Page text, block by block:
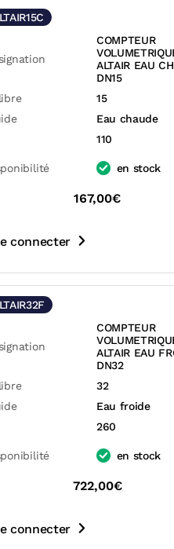
COMPTEUR
ALTAIR EAU
DN15
15
Eau chaude
110
en stock
167,00€
connecter
COMPTEUR
ALTAIR EAU
DN32
32
Eau froide
260
en stock
722,00€
connecter